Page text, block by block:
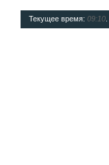
Текущее время: 09:10